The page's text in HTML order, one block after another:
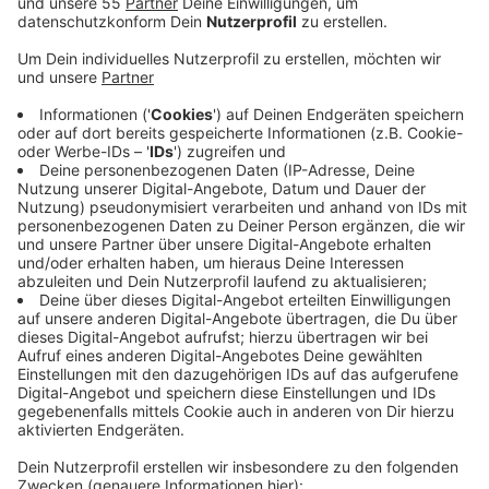
Woche bei einer Lehrkraft das Virus nachgewiesen
wurde.
Veröffentlicht:Mittwoch, 26.08.2020 17:00
Anzeige
Alle Lehrer der Gesamtschule Oppum müssen jetzt in
häusliche Quarantäne. Dadurch ist ein regulärer
Unterricht in der Schule nicht mehr möglich. Zwei
Klassen, die intensiven Kontakt zu einer der erkrankten
Lehrkräfte hatten, müssen sich ebenfalls abschotten.
Alle anderen Schüler der Gesamtschule Oppum sollen
vorsorglich soziale Kontakte vermeiden - und auf
mögliche Sympthome achten. Insgesamt sind 750
Schüler - und rund 55 Lehrkräfte betroffen. Eltern und
Maßnahmen informiert.